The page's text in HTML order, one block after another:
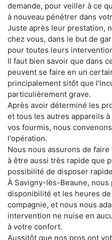
demande, pour veiller à ce
à nouveau pénétrer dans
Juste après leur prestation,
chez vous, dans le but de
pour toutes leurs
Il faut bien savoir que dans
peuvent se faire en un
principalement sitôt que
particulièrement grave.
Après avoir déterminé les
et tous les autres appareils
vos fourmis, nous
l'opération.
Nous nous assurons de
à être aussi très rapide que
possibilité de disposer
À Savigny-lès-Beaune,
disponibilité et les heures
compagnie, et nous nous
intervention ne nuise en
à votre confort.
Aussitôt que nos pros ont